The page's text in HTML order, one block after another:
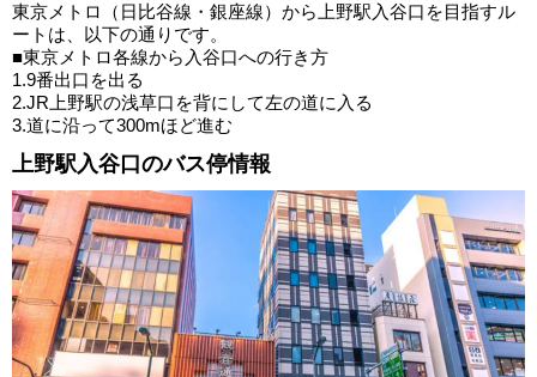
東京メトロ（日比谷線・銀座線）から上野駅入谷口を目指すル
ートは、以下の通りです。
■東京メトロ各線から入谷口への行き方
1.9番出口を出る
2.JR上野駅の浅草口を背にして左の道に入る
3.道に沿って300mほど進む
上野駅入谷口のバス停情報